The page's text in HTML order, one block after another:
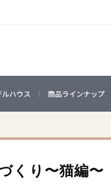
ハウス 商品ラインナップ
くり〜猫編〜